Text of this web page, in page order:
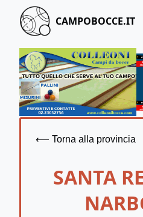
CAMPOBOCCE.IT
SEGNALA
⟵ Torna alla provincia
SANTA